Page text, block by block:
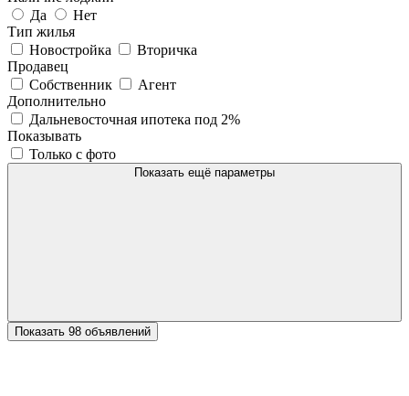
Да
Нет
Тип жилья
Новостройка
Вторичка
Продавец
Собственник
Агент
Дополнительно
Дальневосточная ипотека под 2%
Показывать
Только с фото
Показать ещё параметры
Показать 98 объявлений